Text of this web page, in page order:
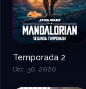
Temporada 2
Oct. 30, 2020